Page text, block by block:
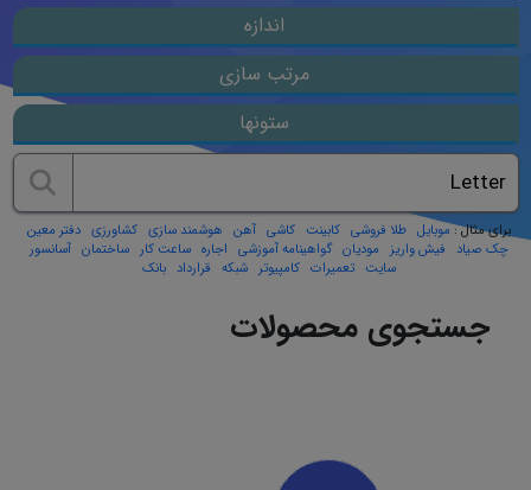
اندازه
مرتب سازی
ستونها
برای مثال :موبایل طلا فروشی کابینت کاشی آهن هوشمند سازی کشاورزی دفتر معین
چک صیاد فیش واریز مودیان گواهینامه آموزشی اجاره ساعت کار ساختمان آسانسور
سایت تعمیرات کامپیوتر شبکه قرارداد بانک
جستجوی محصولات